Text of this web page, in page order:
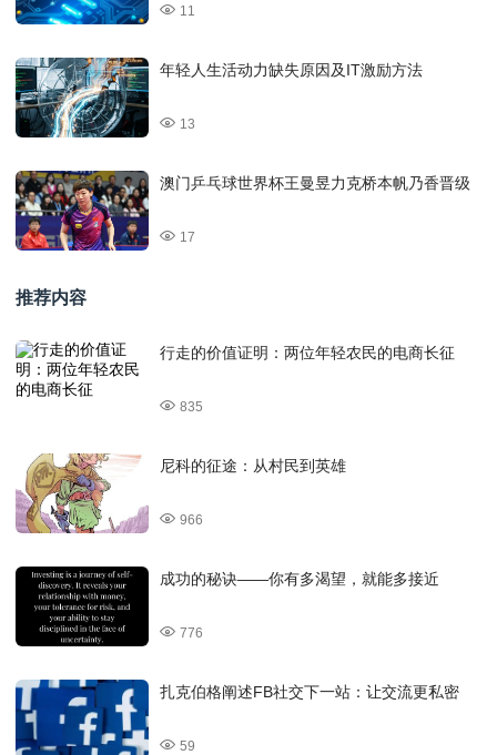
11
年轻人生活动力缺失原因及IT激励方法
13
澳门乒乓球世界杯王曼昱力克桥本帆乃香晋级
17
推荐内容
行走的价值证明：两位年轻农民的电商长征
835
尼科的征途：从村民到英雄
966
成功的秘诀——你有多渴望，就能多接近
776
扎克伯格阐述FB社交下一站：让交流更私密
59